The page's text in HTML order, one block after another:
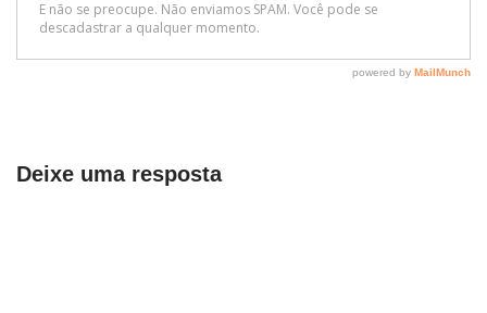
Deixe uma resposta